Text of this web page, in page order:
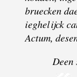
bruecken
ieghelijck
Actum,
Deen